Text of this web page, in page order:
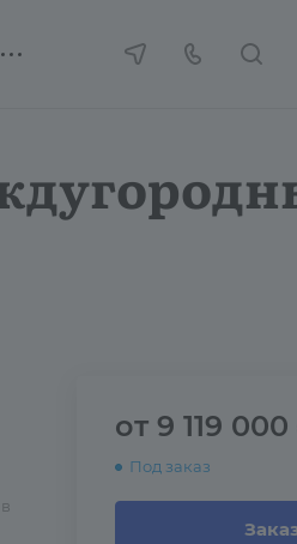
от 9 119 000
Под заказ